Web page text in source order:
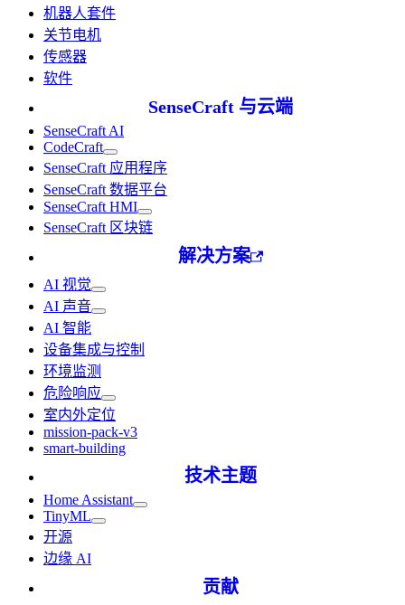
机器人套件
关节电机
传感器
软件
SenseCraft 与云端
SenseCraft AI
CodeCraft
SenseCraft 应用程序
SenseCraft 数据平台
SenseCraft HMI
SenseCraft 区块链
解决方案
AI 视觉
AI 声音
AI 智能
设备集成与控制
环境监测
危险响应
室内外定位
mission-pack-v3
smart-building
技术主题
Home Assistant
TinyML
开源
边缘 AI
贡献